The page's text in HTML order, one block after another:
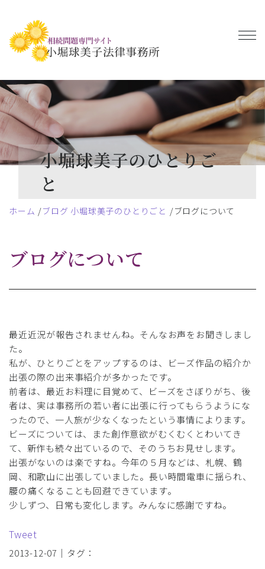
小堀球美子のひとりご
と
ホーム ブログ 小堀球美子のひとりごと ブログについて
ブログについて
最近近況が報告されませんね。そんなお声をお聞きしまし
た。
私が、ひとりごとをアップするのは、ビーズ作品の紹介か
出張の際の出来事紹介が多かったです。
前者は、最近お料理に目覚めて、ビーズをさぼりがち、後
者は、実は事務所の若い者に出張に行ってもらうようにな
ったので、一人旅が少なくなったという事情によります。
ビーズについては、また創作意欲がむくむくとわいてき
て、新作も続々出ているので、そのうちお見せします。
出張がないのは楽ですね。今年の５月などは、札幌、鶴
岡、和歌山に出張していました。長い時間電車に揺られ、
腰の痛くなることも回避できています。
少しずつ、日常も変化します。みんなに感謝ですね。
Tweet
2013-12-07｜タグ：